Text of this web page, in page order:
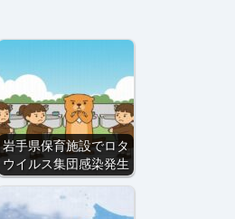
岩手県保育施設でロタ
ウイルス集団感染発生